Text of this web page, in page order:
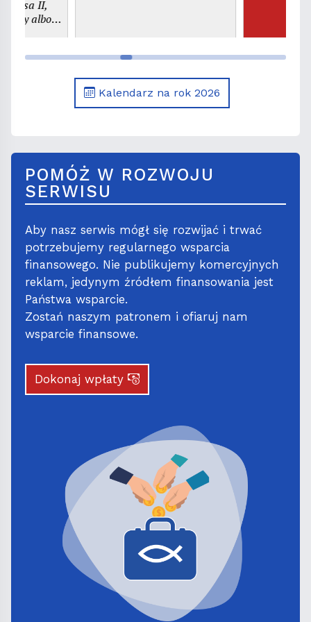
albo
Kalendarz na rok 2026
POMÓŻ W ROZWOJU
SERWISU
Aby nasz serwis mógł się rozwijać i trwać
potrzebujemy regularnego wsparcia
finansowego. Nie publikujemy komercyjnych
reklam, jedynym źródłem finansowania jest
Państwa wsparcie.
Zostań naszym patronem i ofiaruj nam
wsparcie finansowe.
Dokonaj wpłaty